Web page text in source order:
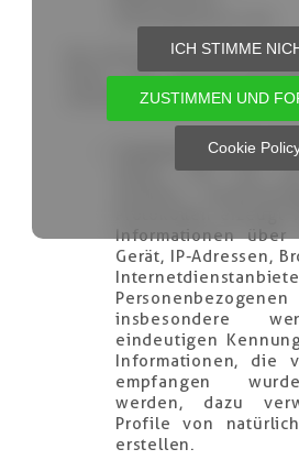
ICH STIMME
ZUSTIMMEN UND
Cookie
Der Verantwortliche
Arten von
automatisch gesammelt
Technische Daten:
Daten, die von
Informationen über
Gerät, IP-Adressen,
insbesondere
eindeutigen
Informationen, die
empfangen
werden, dazu
Profile von
erstellen.